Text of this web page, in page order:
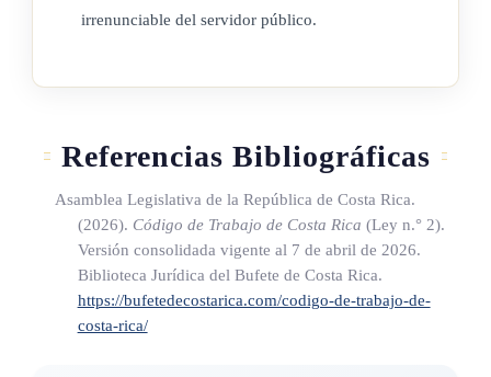
irrenunciable del servidor público.
Referencias Bibliográficas
Asamblea Legislativa de la República de Costa Rica.
(2026). Código de Trabajo de Costa Rica (Ley n.° 2).
Versión consolidada vigente al 7 de abril de 2026.
Biblioteca Jurídica del Bufete de Costa Rica.
https://bufetedecostarica.com/codigo-de-trabajo-de-
costa-rica/